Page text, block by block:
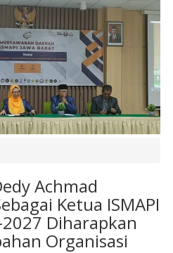
Achmad
Ketua ISMAPI
Diharapkan
Organisasi